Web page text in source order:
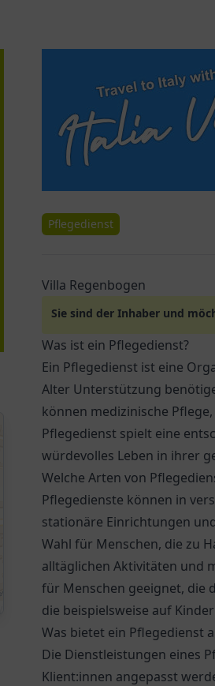
Pflegedienst
Villa Regenbogen
Sie sind der Inhaber und
Was ist ein Pflegedienst?
Ein Pflegedienst ist eine
Alter Unterstützung
können medizinische
Pflegedienst spielt eine
würdevolles Leben in ihrer
Welche Arten von
Pflegedienste können in
stationäre Einrichtungen
Wahl für Menschen, die zu
alltäglichen Aktivitäten und
für Menschen geeignet, die
die beispielsweise auf
Was bietet ein Pflegedienst
Die Dienstleistungen eines
Klient:innen angepasst